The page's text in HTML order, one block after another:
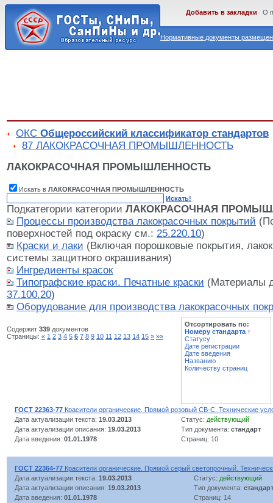
Нормативные документы
Добавить в закладки О
ОКС Общероссийский классификатор стандартов
87 ЛАКОКРАСОЧНАЯ ПРОМЫШЛЕННОСТЬ
ЛАКОКРАСОЧНАЯ ПРОМЫШЛЕННОСТЬ
Искать в ЛАКОКРАСОЧНАЯ ПРОМЫШЛЕННОСТЬ
Искать!
Подкатегории категории ЛАКОКРАСОЧНАЯ
Процессы производства лакокрасочных покрытий
поверхностей под окраску см.: 25.220.10)
Краски и лаки (Включая порошковые покрытия,
системы защитного окрашивания)
Ингредиенты красок
Типографские краски. Печатные краски (Материалы
37.100.20)
Оборудование для производства лакокрасочных
Содержит 339 документов
Страницы: « 1 2 3 4 5 6 7 8 9 10 11 12 13 14 15 » »»
Отсортировать по:
Номеру стандарта ↑
Статусу
Дате регистрации
Дате введения
Названию
Количеству страниц
ГОСТ 22363-77 Красители органические. Прямой розовый СВ-С. Технические
Дата актуализации текста: 19.03.2013 Статус: действующий
Дата актуализации описания: 19.03.2013 Тип документа: стандарт
Дата введения: 01.01.1978 Страниц: 10
ГОСТ 22364-77 Красители органические. Прямой серый светопрочный.
Дата актуализации текста: 19.03.2013 Статус: действующий
Дата актуализации описания: 19.03.2013 Тип документа: стандарт
Дата введения: 01.01.1978 Страниц: 14